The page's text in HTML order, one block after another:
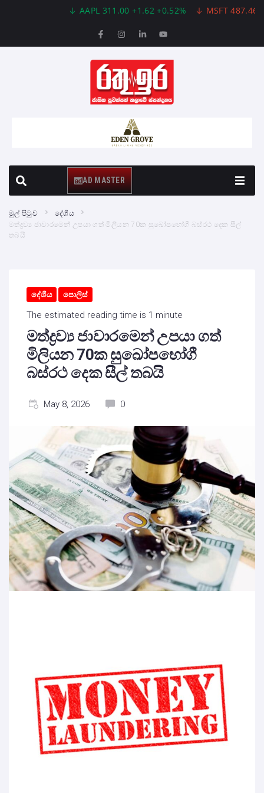
AAPL 311.00 +1.62 +0.52% MSFT 487.46 -
AD MASTER
මුල් පිටුව
දේශීය
මත්ද්‍රව්‍ය ජාවාරමෙන් උපයා ගත් මිලියන 70ක සුඛෝපභෝගී බස්රථ දෙක සීල්
තබයි
දේශීය පොලිස්
The estimated reading time is 1 minute
මත්ද්‍රව්‍ය ජාවාරමෙන් උපයා ගත්
මිලියන 70ක සුඛෝපභෝගී
බස්රථ දෙක සීල් තබයි
May 8, 2026 0